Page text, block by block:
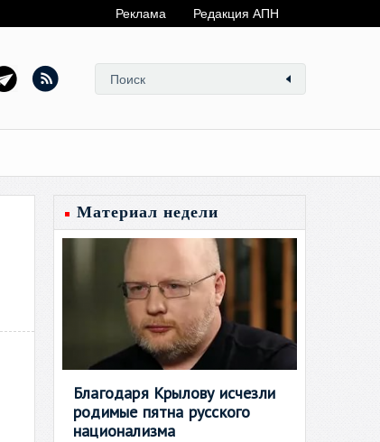
Реклама Редакция АПН
Материал недели
Благодаря Крылову исчезли
родимые пятна русского
национализма